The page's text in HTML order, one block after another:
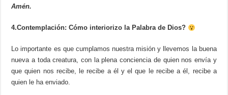
Amén.
4.Contemplación: Cómo interiorizo la Palabra de Dios?
Lo importante es que cumplamos nuestra misión y llevemos la buena
nueva a toda creatura, con la plena conciencia de quien nos envía y
que quien nos recibe, le recibe a él y el que le recibe a él, recibe a
quien le ha enviado.